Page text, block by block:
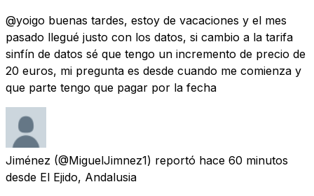
@yoigo buenas tardes, estoy de vacaciones y el mes
pasado llegué justo con los datos, si cambio a la tarifa
sinfín de datos sé que tengo un incremento de precio de
20 euros, mi pregunta es desde cuando me comienza y
que parte tengo que pagar por la fecha
Jiménez (@MiguelJimnez1) reportó hace 60 minutos
desde El Ejido, Andalusia